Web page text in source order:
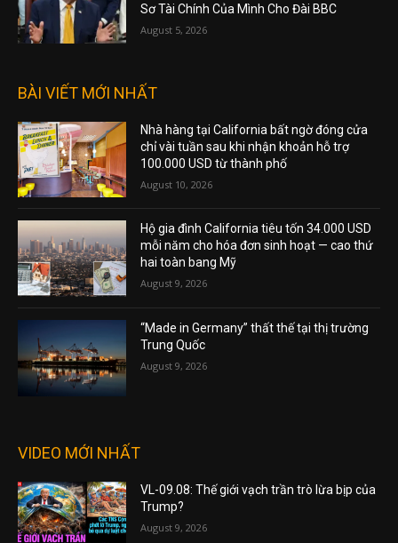
Sơ Tài Chính Của Mình Cho Đài BBC
August 5, 2026
BÀI VIẾT MỚI NHẤT
Nhà hàng tại California bất ngờ đóng cửa
chỉ vài tuần sau khi nhận khoản hỗ trợ
100.000 USD từ thành phố
August 10, 2026
Hộ gia đình California tiêu tốn 34.000 USD
mỗi năm cho hóa đơn sinh hoạt — cao thứ
hai toàn bang Mỹ
August 9, 2026
“Made in Germany” thất thế tại thị trường
Trung Quốc
August 9, 2026
VIDEO MỚI NHẤT
VL-09.08: Thế giới vạch trần trò lừa bịp của
Trump?
August 9, 2026